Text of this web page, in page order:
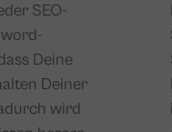
SEO-
Deine
Deiner
wird